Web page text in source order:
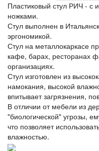
Пластиковый стул РИЧ - с
ножками.
Стул выполнен в
эргономикой.
Стул на металлокаркасе
кафе, барах, ресторанах
организациях.
Стул изготовлен из
намокания, высокой
впитывает загрязнения,
В отличии от мебели из
"биологической" угрозы,
что позволяет
влажностью.